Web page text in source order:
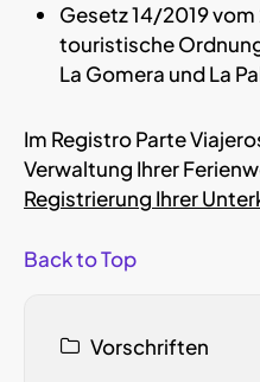
Gesetz 14/2019
touristische
La Gomera und La
Im Registro Parte
Verwaltung Ihrer
Registrierung Ihrer
Back to Top
Vorschriften